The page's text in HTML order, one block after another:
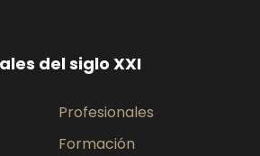
del siglo XXI
Profesionales
Formación